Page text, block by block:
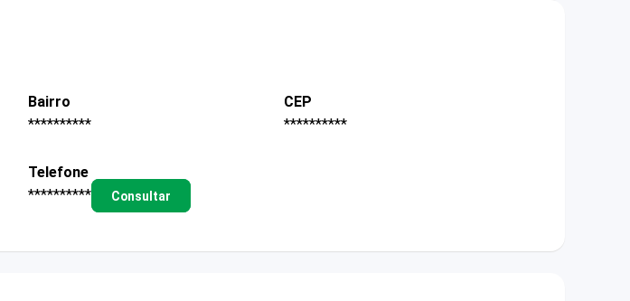
Bairro
**********
CEP
**********
Telefone
**********
Consultar